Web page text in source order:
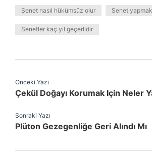
Senet nasıl hükümsüz olur Senet
Senetler kaç yıl geçerlidir
Önceki Yazı
Çekül Doğayı Korumak Için Neler
Sonraki Yazı
Plüton Gezegenliğe Geri Alındı Mı